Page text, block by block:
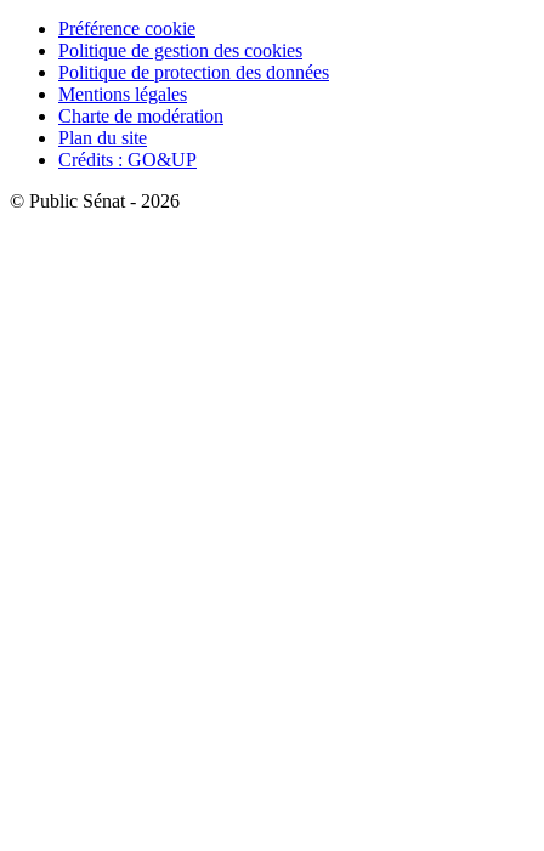
Préférence cookie
Politique de gestion des cookies
Politique de protection des données
Mentions légales
Charte de modération
Plan du site
Crédits : GO&UP
© Public Sénat - 2026